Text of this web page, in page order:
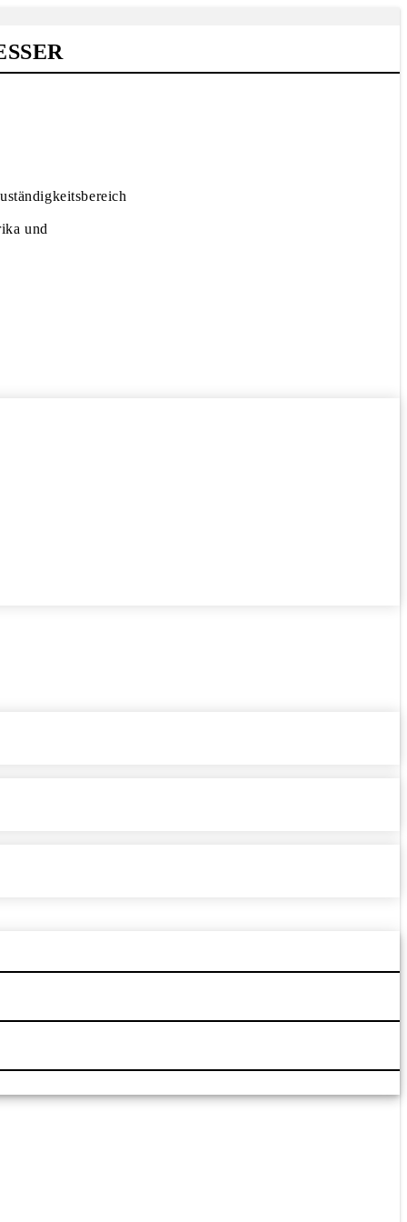
und